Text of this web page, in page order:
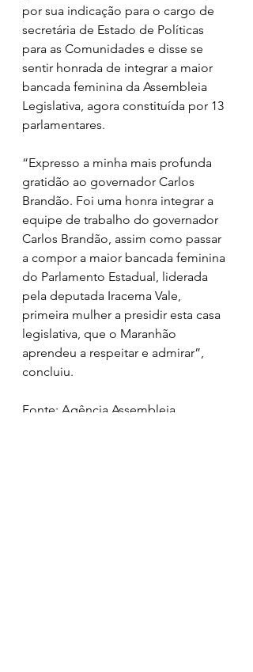
por sua indicação para o cargo de
secretária de Estado de Políticas
para as Comunidades e disse se
sentir honrada de integrar a maior
bancada feminina da Assembleia
Legislativa, agora constituída por 13
parlamentares.
“Expresso a minha mais profunda
gratidão ao governador Carlos
Brandão. Foi uma honra integrar a
equipe de trabalho do governador
Carlos Brandão, assim como passar
a compor a maior bancada feminina
do Parlamento Estadual, liderada
pela deputada Iracema Vale,
primeira mulher a presidir esta casa
legislativa, que o Maranhão
aprendeu a respeitar e admirar”,
concluiu.
Fonte: Agência Assembleia